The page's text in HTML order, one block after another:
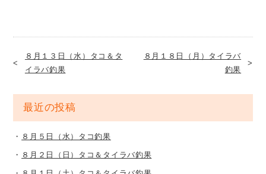
８月１３日（水）タコ＆タ
イラバ釣果
８月１８日（月）タイラバ
釣果
最近の投稿
８月５日（水）タコ釣果
８月２日（日）タコ＆タイラバ釣果